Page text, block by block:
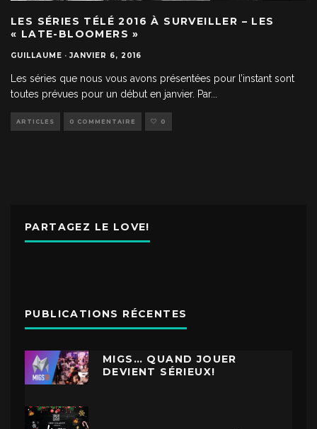
LES SÉRIES TÉLÉ 2016 À SURVEILLER – LES
« LATE-BLOOMERS »
GUILLAUME · JANVIER 6, 2016
Les séries que nous vous avons présentées pour l’instant sont
toutes prévues pour un début en janvier. Par...
ARTICLES 0 COMMENTAIRE 0
PARTAGEZ LE LOVE!
PUBLICATIONS RÉCENTES
MIGS… QUAND JOUER
DEVIENT SÉRIEUX!